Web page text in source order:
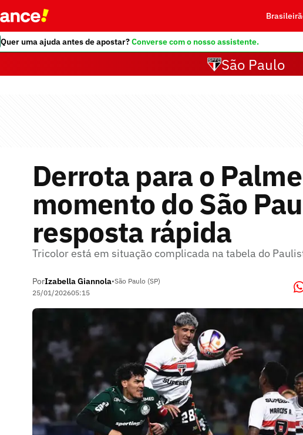
Quer uma ajuda antes de apostar?Converse com o nosso assistente.
São Paulo
Derrota para o
momento do São
resposta rápida
Tricolor está em situação complicada na tabela do
PorIzabella Giannola•São Paulo (SP)
25/01/202605:15